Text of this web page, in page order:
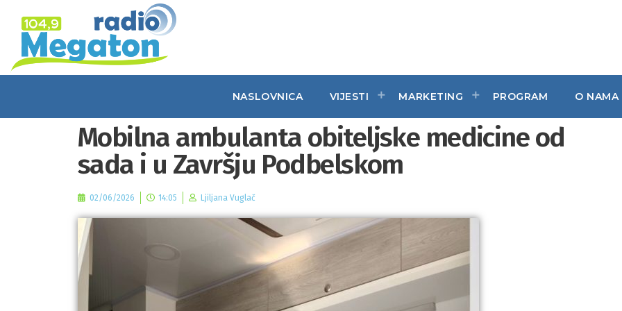
NASLOVNICA VIJESTI MARKETING PROGRAM O NAMA
Mobilna ambulanta obiteljske medicine od
sada i u Završju Podbelskom
02/06/2026 14:05 Ljiljana Vuglač